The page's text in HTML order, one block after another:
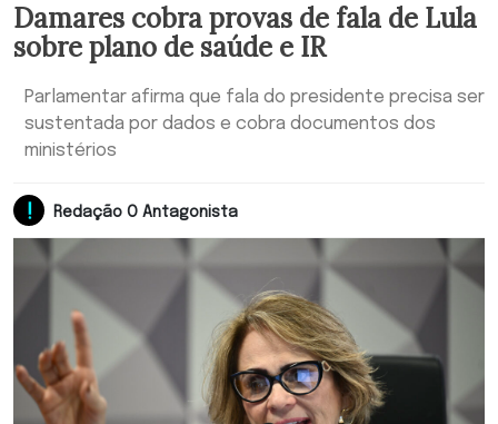
Damares cobra provas de fala de Lula
sobre plano de saúde e IR
Parlamentar afirma que fala do presidente precisa ser
sustentada por dados e cobra documentos dos
ministérios
Redação O Antagonista